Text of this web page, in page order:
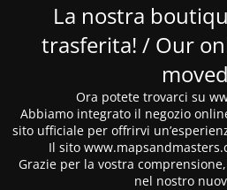
La nostra
trasferita! / Our
Ora potete trovarci su
Abbiamo integrato il negozio
sito ufficiale per offrirvi
Il sito
Grazie per la vostra
nel nostro